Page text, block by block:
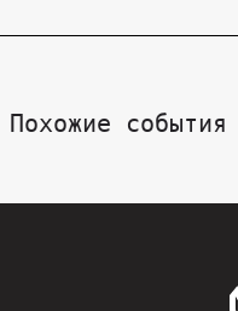
Похожие события